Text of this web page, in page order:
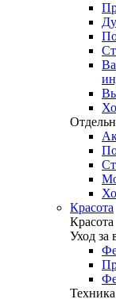
Красота
Красота
Уход за